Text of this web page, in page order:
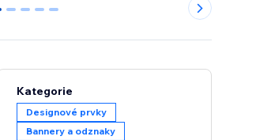
1 2 3 4
Kategorie
Designové prvky
Bannery a odznaky